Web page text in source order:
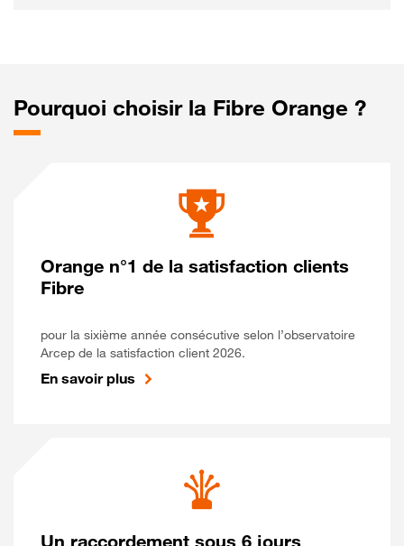
Pourquoi choisir la Fibre Orange ?
Orange n°1 de la satisfaction clients
Fibre
pour la sixième année consécutive selon l’observatoire
Arcep de la satisfaction client 2026.
En savoir plus